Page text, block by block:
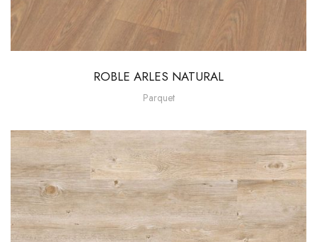
ROBLE ARLES NATURAL
Parquet